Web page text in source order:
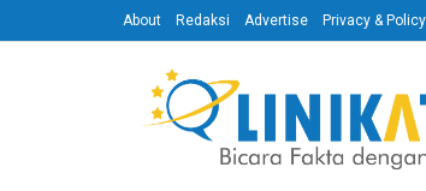
About Redaksi Advertise Privacy & Policy